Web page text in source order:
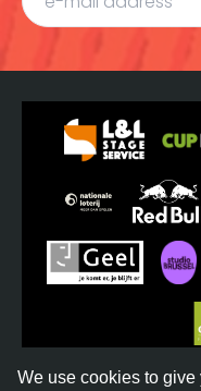
We use cookies to